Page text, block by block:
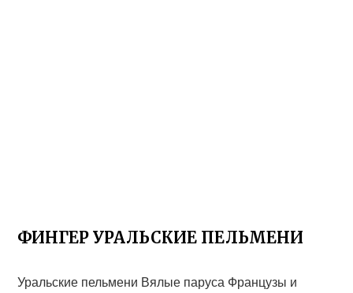
ФИНГЕР УРАЛЬСКИЕ ПЕЛЬМЕНИ
Уральские пельмени Вялые паруса Французы и